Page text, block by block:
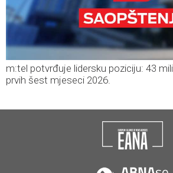
m:tel potvrđuje lidersku poziciju: 43
prvih šest mjeseci 2026.